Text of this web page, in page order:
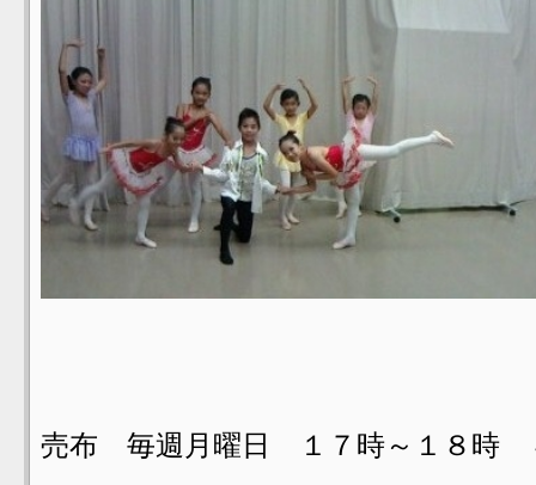
売布 毎週月曜日 １７時～１８時